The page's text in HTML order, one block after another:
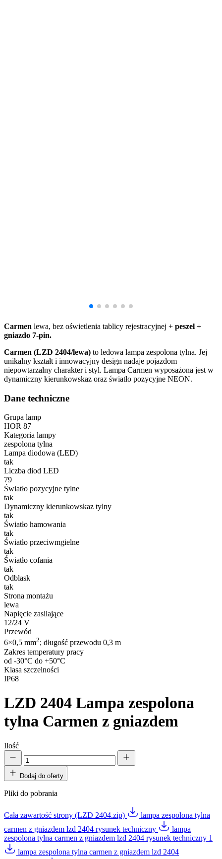
Carmen lewa, bez oświetlenia tablicy rejestracyjnej + peszel +
gniazdo 7-pin.
Carmen (LZD 2404/lewa) to ledowa lampa zespolona tylna. Jej
unikalny kształt i innowacyjny design nadaje pojazdom
niepowtarzalny charakter i styl. Lampa Carmen wyposażona jest w
dynamiczny kierunkowskaz oraz światło pozycyjne NEON.
Dane techniczne
Grupa lamp
HOR 87
Kategoria lampy
zespolona tylna
Lampa diodowa (LED)
tak
Liczba diod LED
79
Światło pozycyjne tylne
tak
Dynamiczny kierunkowskaz tylny
tak
Światło hamowania
tak
Światło przeciwmgielne
tak
Światło cofania
tak
Odblask
tak
Strona montażu
lewa
Napięcie zasilające
12/24 V
Przewód
6×0,5 mm2; długość przewodu 0,3 m
Zakres temperatury pracy
od -30°C do +50°C
Klasa szczelności
IP68
LZD 2404 Lampa zespolona
tylna Carmen z gniazdem
Ilość
Dodaj do oferty
Pliki do pobrania
Cała zawartość strony (LZD 2404.zip)
lampa zespolona tylna
carmen z gniazdem lzd 2404 rysunek techniczny
lampa
zespolona tylna carmen z gniazdem lzd 2404 rysunek techniczny 1
lampa zespolona tylna carmen z gniazdem lzd 2404